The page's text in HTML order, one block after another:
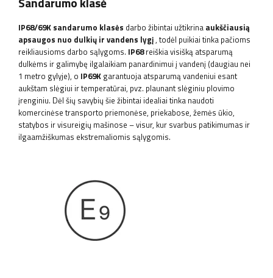
IP68/69K sandarumo klasės darbo žibintai užtikrina aukščiausią
apsaugos nuo dulkių ir vandens lygį, todėl puikiai tinka pačioms
reikliausioms darbo sąlygoms. IP68reiškia visišką atsparumą
dulkėms ir galimybę ilgalaikiam panardinimui į vandenį (daugiau nei
1 metro gylyje), o IP69K garantuoja atsparumą vandeniui esant
aukštam slėgiui ir temperatūrai, pvz. plaunant slėginiu plovimo
įrenginiu. Dėl šių savybių šie žibintai idealiai tinka naudoti
komercinėse transporto priemonėse, priekabose, žemės ūkio,
statybos ir visureigių mašinose – visur, kur svarbus patikimumas ir
ilgaamžiškumas ekstremaliomis sąlygomis.